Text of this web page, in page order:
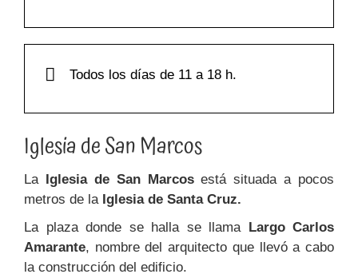
Todos los días de 11 a 18 h.
Iglesia de San Marcos
La Iglesia de San Marcosestá situada a pocos
metros de la Iglesia de Santa Cruz.
La plaza donde se halla se llama Largo Carlos
Amarante, nombre del arquitecto que llevó a cabo
la construcción del edificio.